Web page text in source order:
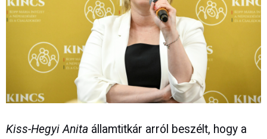
Kiss-Hegyi Anita államtitkár arról beszélt, hogy a